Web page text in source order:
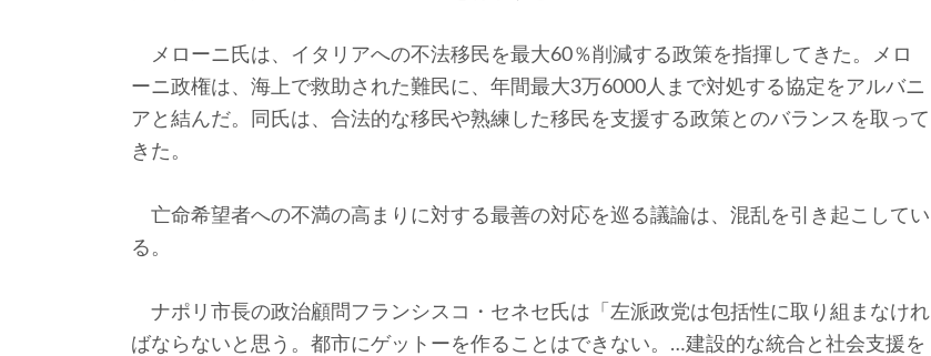
メローニ氏は、イタリアへの不法移民を最大60％削減する政策を指揮してきた。メロ
ーニ政権は、海上で救助された難民に、年間最大3万6000人まで対処する協定をアルバニ
アと結んだ。同氏は、合法的な移民や熟練した移民を支援する政策とのバランスを取って
きた。
亡命希望者への不満の高まりに対する最善の対応を巡る議論は、混乱を引き起こしてい
る。
ナポリ市長の政治顧問フランシスコ・セネセ氏は「左派政党は包括性に取り組まなけれ
ばならないと思う。都市にゲットーを作ることはできない。…建設的な統合と社会支援を